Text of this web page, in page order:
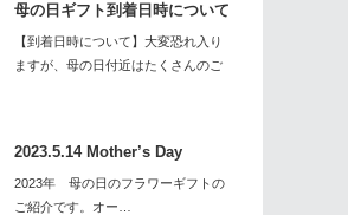
母の日ギフト到着日時について
【到着日時について】大変恐れ入り
ますが、母の日付近はたくさんのご
2023.5.14 Mother’s Day
2023年 母の日のフラワーギフトの
ご紹介です。オー…